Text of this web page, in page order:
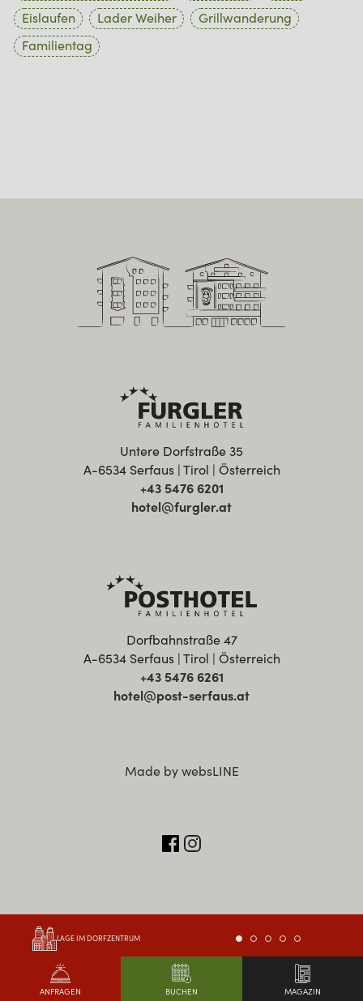
ANFRAGEN BUCHEN MAGAZIN
Eislaufen
Lader Weiher
Grillwanderung
Familientag
Untere Dorfstraße 35
A-6534 Serfaus | Tirol | Österreich
+43 5476 6201
hotel@furgler.at
Made by websLINE
Dorfbahnstraße 47
A-6534 Serfaus | Tirol | Österreich
+43 5476 6261
hotel@post-serfaus.at
LAGE IM DORFZENTRUM